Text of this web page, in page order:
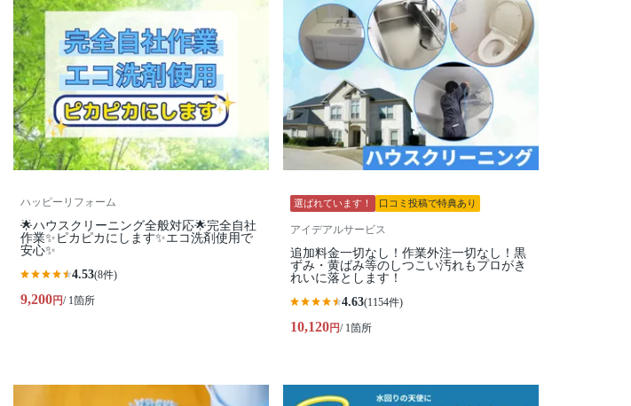
ハッピーリフォーム
🌟ハウスクリーニング全般対応🌟完全自社
作業✨️ピカピカにします✨️エコ洗剤使用で
安心✨
4.53(8件)
9,200円/ 1箇所
選ばれています！ 口コミ投稿で特典あり
アイデアルサービス
追加料金一切なし！作業外注一切なし！黒
ずみ・黄ばみ等のしつこい汚れもプロがき
れいに落とします！
4.63(1154件)
10,120円/ 1箇所